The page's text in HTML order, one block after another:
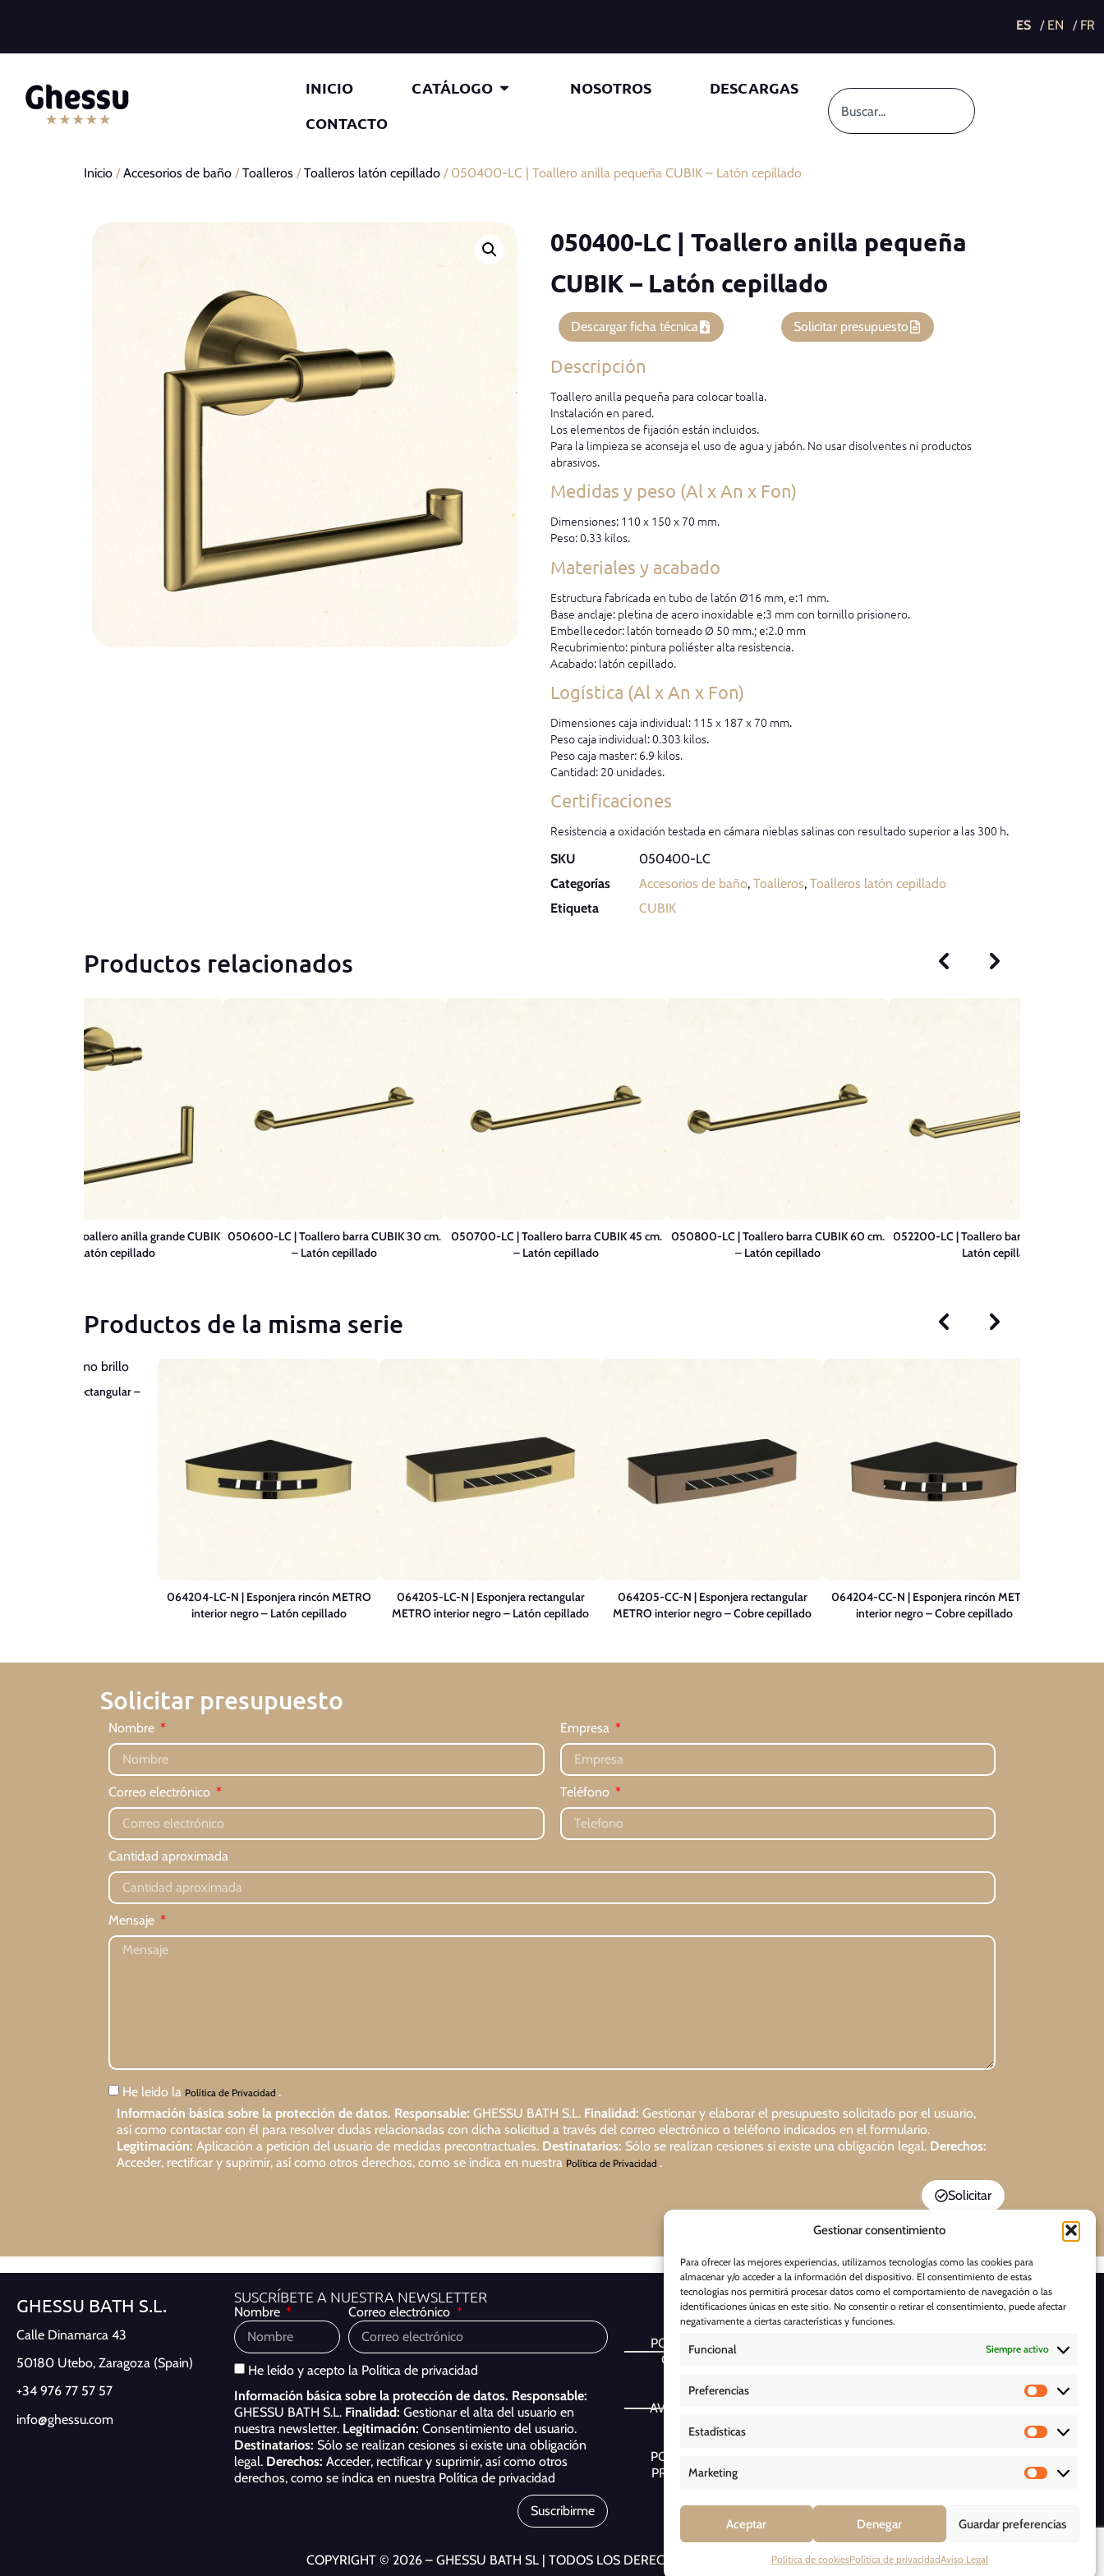
Gestionar consentimiento
Para ofrecer las mejores experiencias, utilizamos tecnologías como las cookies para
almacenar y/o acceder a la información del dispositivo. El consentimiento de estas
tecnologías nos permitirá procesar datos como el comportamiento de navegación o las
identificaciones únicas en este sitio. No consentir o retirar el consentimiento, puede afectar
negativamente a ciertas características y funciones.
Funcional Siempre activo
Preferencias
Estadísticas
Marketing
Aceptar Denegar Guardar preferencias
Política de cookiesPolítica de privacidadAviso Legal
INICIO CATÁLOGO NOSOTROS
DESCARGAS
CONTACTO
Inicio /Accesorios de baño /Toalleros /Toalleros latón cepillado / 050400-LC | Toallero anilla pequeña CUBIK – Latón cepillado
050400-LC | Toallero anilla pequeña
CUBIK – Latón cepillado
Descargar ficha técnica Solicitar presupuesto
Descripción
Toallero anilla pequeña para colocar toalla.
Instalación en pared.
Los elementos de fijación están incluidos.
Para la limpieza se aconseja el uso de agua y jabón. No usar disolventes ni productos
abrasivos.
Medidas y peso (Al x An x Fon)
Dimensiones: 110 x 150 x 70 mm.
Peso: 0.33 kilos.
Materiales y acabado
Estructura fabricada en tubo de latón Ø16 mm, e:1 mm.
Base anclaje: pletina de acero inoxidable e:3 mm con tornillo prisionero.
Embellecedor: latón torneado Ø 50 mm.; e:2.0 mm
Recubrimiento: pintura poliéster alta resistencia.
Acabado: latón cepillado.
Logística (Al x An x Fon)
Dimensiones caja individual: 115 x 187 x 70 mm.
Peso caja individual: 0.303 kilos.
Peso caja master: 6.9 kilos.
Cantidad: 20 unidades.
Certificaciones
Resistencia a oxidación testada en cámara nieblas salinas con resultado superior a las 300 h.
SKU
050400-LC
Categorías
Accesorios de baño,Toalleros,Toalleros latón cepillado
Etiqueta
CUBIK
Productos relacionados
050500-LC | Toallero anilla grande CUBIK
– Latón cepillado
050600-LC | Toallero barra CUBIK 30 cm.
– Latón cepillado
050700-LC | Toallero barra CUBIK 45 cm.
– Latón cepillado
050800-LC | Toallero barra CUBIK 60 cm.
– Latón cepillado
052200-LC | Toallero barra doble CUBIK
Latón cepillado
Productos de la misma serie
rejilla rectangular –
064204-LC-N | Esponjera rincón METRO
interior negro – Latón cepillado
064205-LC-N | Esponjera rectangular
METRO interior negro – Latón cepillado
064205-CC-N | Esponjera rectangular
METRO interior negro – Cobre cepillado
064204-CC-N | Esponjera rincón METRO
interior negro – Cobre cepillado
Solicitar presupuesto
Nombre Empresa
Correo electrónico Teléfono
Cantidad aproximada
Mensaje
He leido la Política de Privacidad .
Información básica sobre la protección de datos. Responsable: GHESSU BATH S.L. Finalidad: Gestionar y elaborar el presupuesto solicitado por el usuario,
así como contactar con él para resolver dudas relacionadas con dicha solicitud a través del correo electrónico o teléfono indicados en el formulario.
Legitimación: Aplicación a petición del usuario de medidas precontractuales. Destinatarios: Sólo se realizan cesiones si existe una obligación legal. Derechos:
Acceder, rectificar y suprimir, así como otros derechos, como se indica en nuestra Política de Privacidad .
Solicitar
GHESSU BATH S.L.
Calle Dinamarca 43
50180 Utebo, Zaragoza (Spain)
+34 976 77 57 57
info@ghessu.com
SUSCRÍBETE A NUESTRA NEWSLETTER
Nombre Correo electrónico
He leído y acepto la Política de privacidad
Información básica sobre la protección de datos. Responsable:
GHESSU BATH S.L. Finalidad: Gestionar el alta del usuario en
nuestra newsletter. Legitimación: Consentimiento del usuario.
Destinatarios: Sólo se realizan cesiones si existe una obligación
legal. Derechos: Acceder, rectificar y suprimir, así como otros
derechos, como se indica en nuestra Política de privacidad
Suscribirme
POLÍTICA DE
COOKIES
AVISO LEGAL
POLÍTICA DE
PRIVACIDAD
D E S C A R G A S
COPYRIGHT © 2026 – GHESSU BATH SL | TODOS LOS DERECHOS RESERVADOS *